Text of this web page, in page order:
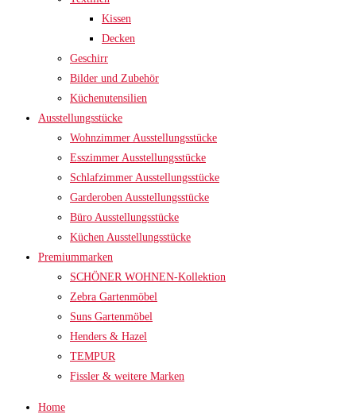
Kissen
Decken
Geschirr
Bilder und Zubehör
Küchenutensilien
Ausstellungsstücke
Wohnzimmer Ausstellungsstücke
Esszimmer Ausstellungsstücke
Schlafzimmer Ausstellungsstücke
Garderoben Ausstellungsstücke
Büro Ausstellungsstücke
Küchen Ausstellungsstücke
Premiummarken
SCHÖNER WOHNEN-Kollektion
Zebra Gartenmöbel
Suns Gartenmöbel
Henders & Hazel
TEMPUR
Fissler & weitere Marken
Home